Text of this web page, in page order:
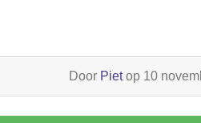
Door Pietop 10